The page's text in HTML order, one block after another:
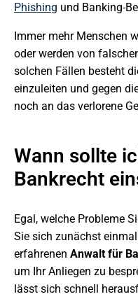
Phishing und Banking-
Immer mehr Menschen
oder werden von
solchen Fällen besteht
einzuleiten und gegen
noch an das verlorene
Wann sollte
Bankrecht
Egal, welche Probleme
Sie sich zunächst
erfahrenen Anwalt für
um Ihr Anliegen zu
lässt sich schnell